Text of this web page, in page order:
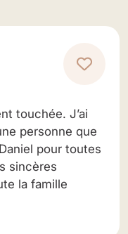
touchée. J’ai
personne que
pour toutes
sincères
la famille